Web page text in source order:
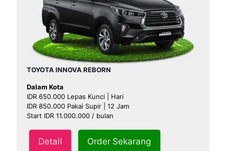
TOYOTA INNOVA REBORN
Dalam Kota
IDR 650.000 Lepas Kunci | Hari
IDR 850.000 Pakai Supir | 12 Jam
Start IDR 11.000.000 / bulan
Detail Order Sekarang